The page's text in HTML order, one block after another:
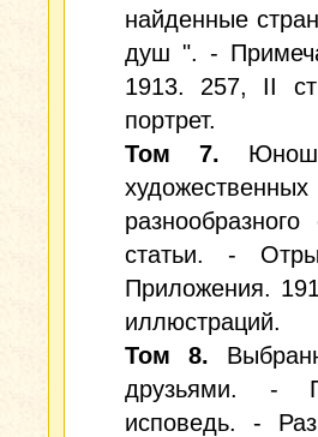
найденные
душ ". -
1913. 257, II
портрет.
Том 7.
статьи. -
Приложения.
иллюстраций.
Том 8.
друзьями. -
исповедь. -